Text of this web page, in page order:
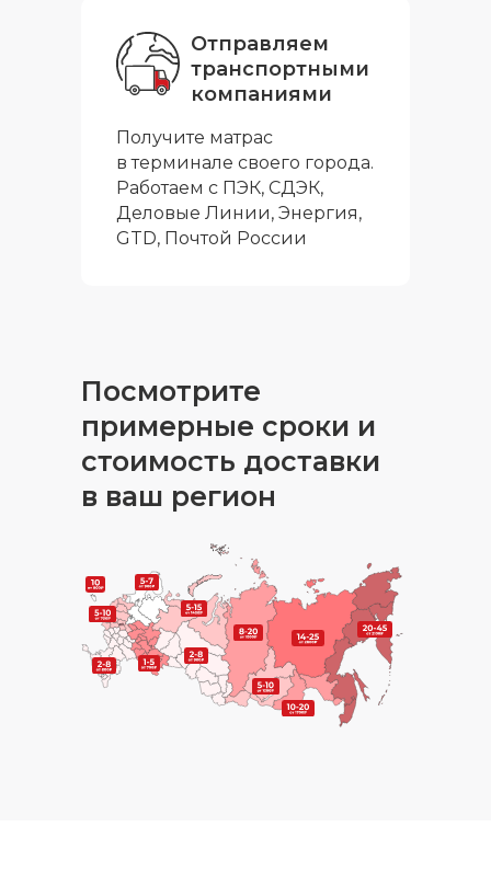
Отправляем
транспортными
компаниями
Получите матрас
в терминале своего города.
Работаем с ПЭК, СДЭК,
Деловые Линии, Энергия,
GTD, Почтой России
Посмотрите
примерные сроки и
стоимость доставки
в ваш регион